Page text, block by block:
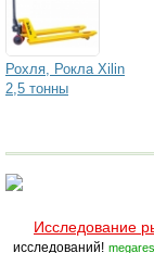
Рохля, Рокла Xilin
2,5 тонны
Исследование
исследований!